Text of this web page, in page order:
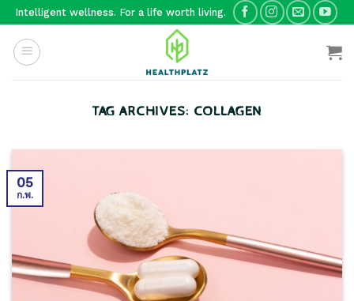
Skip
content
Intelligent wellness. For a life worth living.
TAG ARCHIVES: COLLAGEN
05
ก.พ.